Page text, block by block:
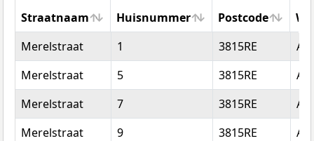
Straatnaam Huisnummer Postcode
Straatnaam
Huisnummer Postcode
Merelstraat 1 3815RE
Merelstraat
5 3815RE
Merelstraat
7 3815RE
Merelstraat
9 3815RE